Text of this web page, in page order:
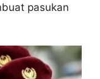
pasukan